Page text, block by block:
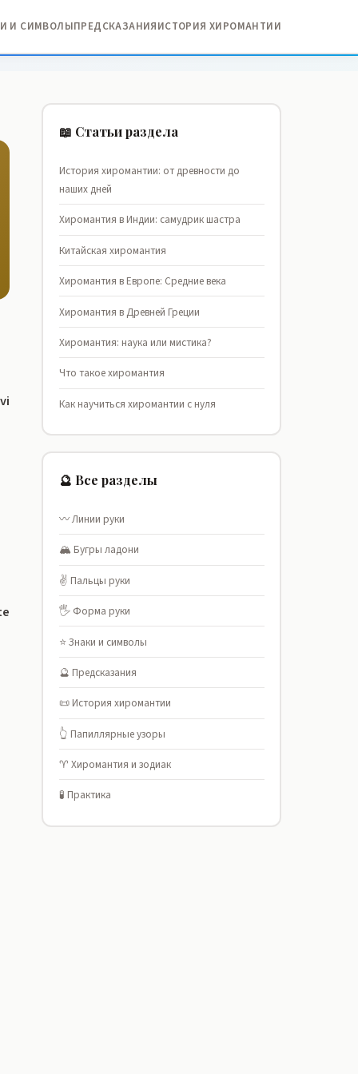
И СИМВОЛЫПРЕДСКАЗАНИЯИСТОРИЯ ХИРОМАНТИИ
📖 Статьи раздела
История хиромантии: от древности до
наших дней
Хиромантия в Индии: самудрик шастра
Китайская хиромантия
Хиромантия в Европе: Средние века
Хиромантия в Древней Греции
Хиромантия: наука или мистика?
Что такое хиромантия
Как научиться хиромантии с нуля
🔮 Все разделы
〰️ Линии руки
🏔️ Бугры ладони
✌️ Пальцы руки
🖐️ Форма руки
⭐ Знаки и символы
🔮 Предсказания
📜 История хиромантии
👆 Папиллярные узоры
♈ Хиромантия и зодиак
🧪 Практика